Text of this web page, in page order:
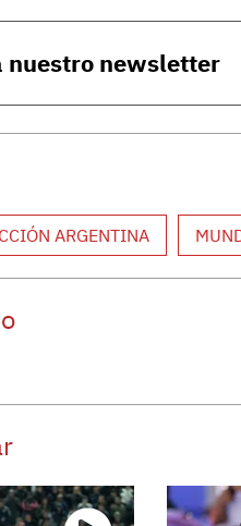
nuestro newsletter
ARGENTINA